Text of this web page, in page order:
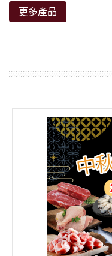
更多產品